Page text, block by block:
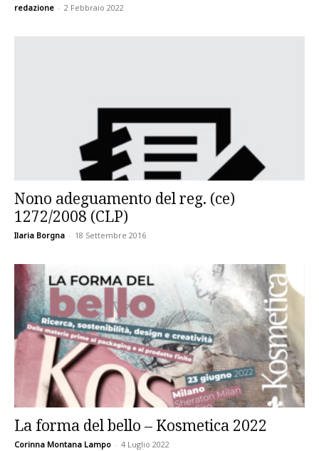
redazione - 2 Febbraio 2022
Nono adeguamento del reg. (ce)
1272/2008 (CLP)
Ilaria Borgna - 18 Settembre 2016
La forma del bello – Kosmetica 2022
Corinna Montana Lampo - 4 Luglio 2022